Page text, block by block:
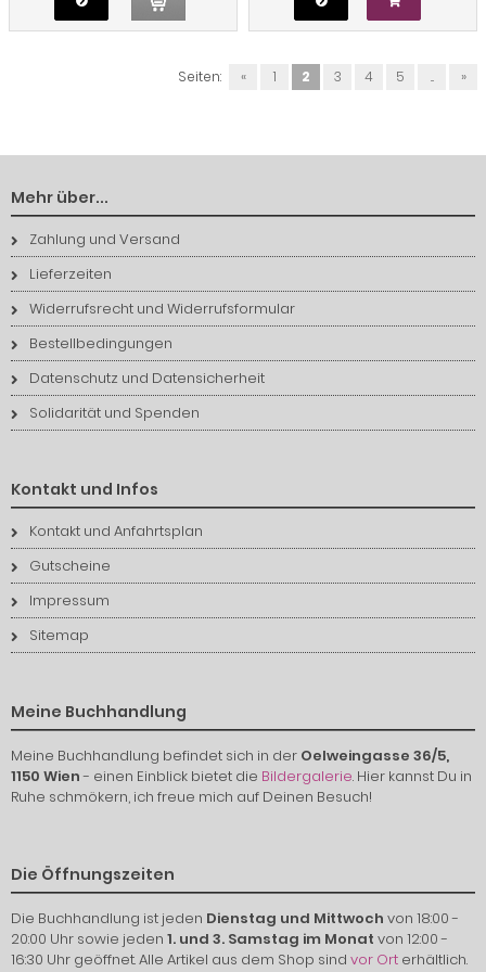
Seiten: « 1 2 3 4 5 ... »
Mehr über...
Zahlung und Versand
Lieferzeiten
Widerrufsrecht und Widerrufsformular
Bestellbedingungen
Datenschutz und Datensicherheit
Solidarität und Spenden
Kontakt und Infos
Kontakt und Anfahrtsplan
Gutscheine
Impressum
Sitemap
Meine Buchhandlung
Meine Buchhandlung befindet sich in der Oelweingasse 36/5,
1150 Wien- einen Einblick bietet die Bildergalerie. Hier kannst Du in
Ruhe schmökern, ich freue mich auf Deinen Besuch!
Die Öffnungszeiten
Die Buchhandlung ist jeden Dienstag und Mittwoch von 18:00 -
20:00 Uhr sowie jeden 1. und 3. Samstag im Monat von 12:00 -
16:30 Uhr geöffnet. Alle Artikel aus dem Shop sind vor Ort erhältlich.